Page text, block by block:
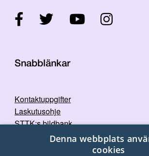
Snabblänkar
Kontaktuppgifter
Laskutusohje
STTK:s bildbank
DataskyddspolicyDenna webbplats
cookies